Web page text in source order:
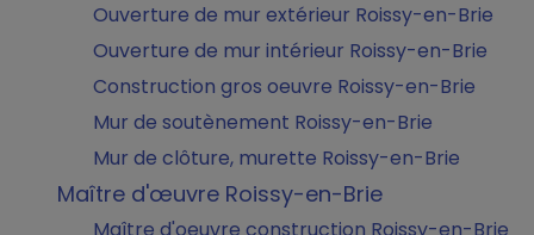
Ouverture de mur extérieur Roissy-en-Brie
Ouverture de mur intérieur Roissy-en-Brie
Construction gros oeuvre Roissy-en-Brie
Mur de soutènement Roissy-en-Brie
Mur de clôture, murette Roissy-en-Brie
Maître d'œuvre Roissy-en-Brie